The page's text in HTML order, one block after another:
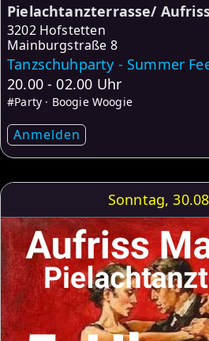
Pielachtanzterrasse/
3202 Hofstetten
Mainburgstraße 8
Tanzschuhparty - Summer
20.00 - 02.00 Uhr
#Party · Boogie Woogie
Anmelden
Sonntag,